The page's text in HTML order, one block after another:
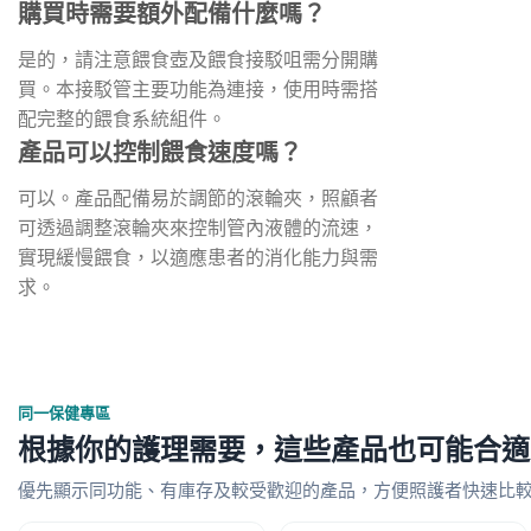
購買時需要額外配備什麼嗎？
是的，請注意餵食壺及餵食接駁咀需分開購
買。本接駁管主要功能為連接，使用時需搭
配完整的餵食系統組件。
產品可以控制餵食速度嗎？
可以。產品配備易於調節的滾輪夾，照顧者
可透過調整滾輪夾來控制管內液體的流速，
實現緩慢餵食，以適應患者的消化能力與需
求。
同一保健專區
根據你的護理需要，這些產品也可能合適
優先顯示同功能、有庫存及較受歡迎的產品，方便照護者快速比